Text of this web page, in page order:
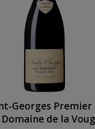
Georges Premier
de la